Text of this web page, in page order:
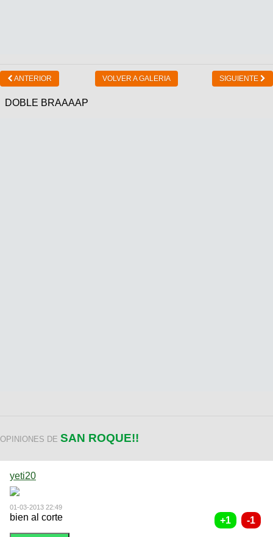
ANTERIOR VOLVER A GALERIA SIGUIENTE
DOBLE BRAAAAP
OPINIONES DE SAN ROQUE!!
yeti20
01-03-2013 22:49
bien al corte